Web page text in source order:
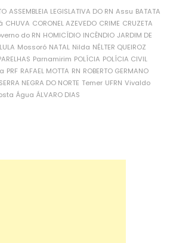
ASSEMBLEIA LEGISLATIVA DO RN Assu BATATA
CHUVA CORONEL AZEVEDO CRIME CRUZETA
do RN HOMICÍDIO INCÊNDIO JARDIM DE
LULA Mossoró NATAL Nilda NÉLTER QUEIROZ
Parnamirim POLÍCIA POLÍCIA CIVIL
PRF RAFAEL MOTTA RN ROBERTO GERMANO
SERRA NEGRA DO NORTE Temer UFRN Vivaldo
Água ÁLVARO DIAS